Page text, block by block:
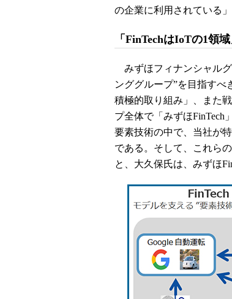
の企業に利用されている」
「FinTechはIoTの1領域
みずほフィナンシャル
ンググループ”を目指す
積極的取り組み」、また
プ全体で「みずほFinTech
要素技術の中で、当社が
である。そして、これら
と、大久保氏は、みずほ